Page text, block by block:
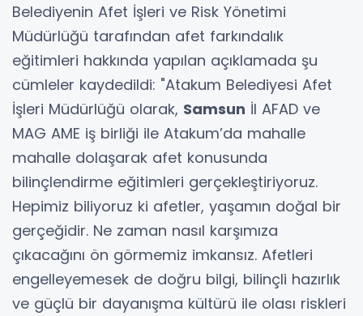
Belediyenin Afet İşleri ve Risk Yönetimi
Müdürlüğü tarafından afet farkındalık
eğitimleri hakkında yapılan açıklamada şu
cümleler kaydedildi: "Atakum Belediyesi Afet
İşleri Müdürlüğü olarak, Samsun İl AFAD ve
MAG AME iş birliği ile Atakum’da mahalle
mahalle dolaşarak afet konusunda
bilinçlendirme eğitimleri gerçekleştiriyoruz.
Hepimiz biliyoruz ki afetler, yaşamın doğal bir
gerçeğidir. Ne zaman nasıl karşımıza
çıkacağını ön görmemiz imkansız. Afetleri
engelleyemesek de doğru bilgi, bilinçli hazırlık
ve güçlü bir dayanışma kültürü ile olası riskleri